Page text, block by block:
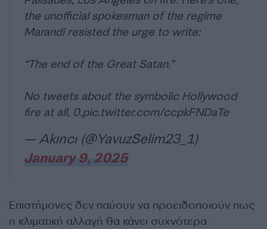
the unofficial spokesman of the regime
Marandi resisted the urge to write:
“The end of the Great Satan.”
No tweets about the symbolic Hollywood
fire at all, 0.pic.twitter.com/ccpkFNDaTe
— Akıncı (@YavuzSelim23_1)
January 9, 2025
Επιστήμονες δεν παύουν να προειδοποιούν πως
η κλιματική αλλαγή θα κάνει συχνότερα